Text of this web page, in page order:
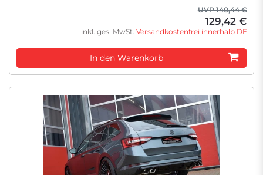
UVP 140,44 €
129,42 €
inkl. ges. MwSt. Versandkostenfrei innerhalb DE
In den Warenkorb